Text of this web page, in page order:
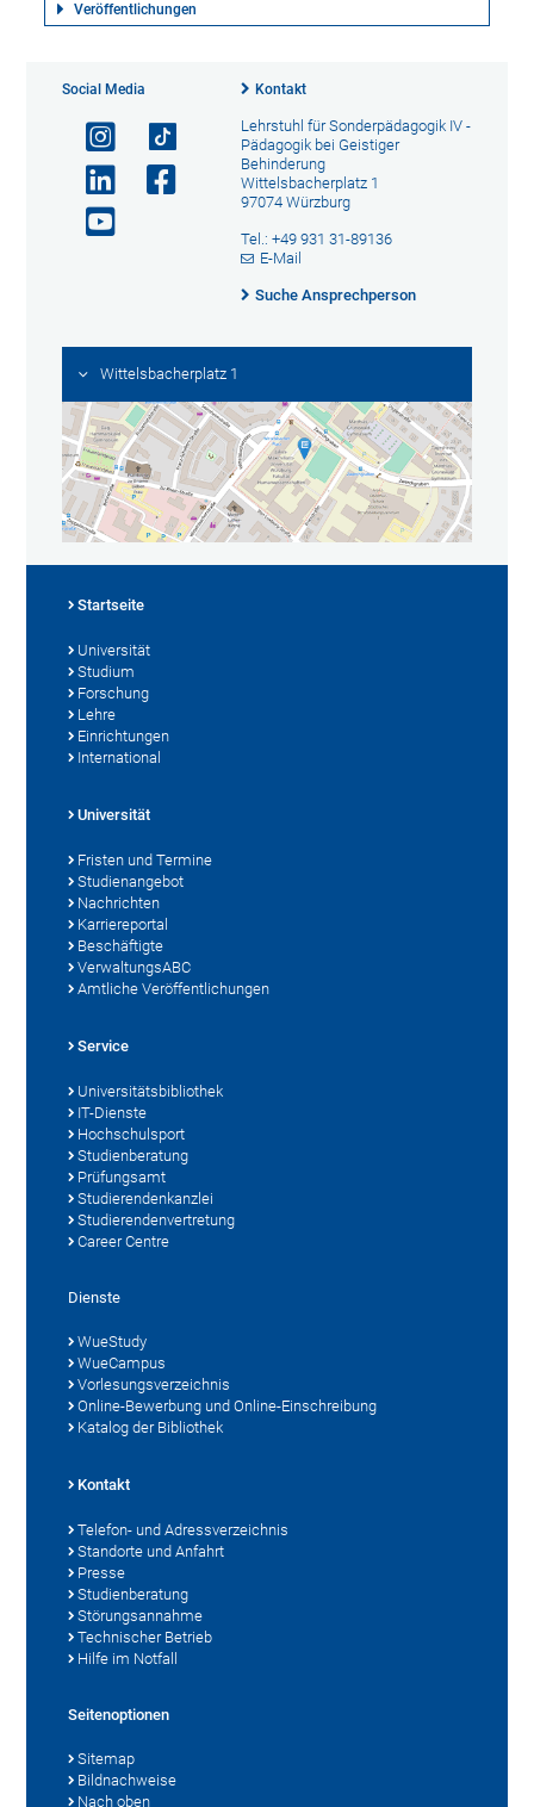
Veröffentlichungen
Social Media Kontakt
Lehrstuhl für Sonderpädagogik IV -
Pädagogik bei Geistiger
Behinderung
Wittelsbacherplatz 1
97074 Würzburg
Tel.: +49 931 31-89136
E-Mail
Suche Ansprechperson
Wittelsbacherplatz 1
Startseite
Universität
Studium
Forschung
Lehre
Einrichtungen
International
Universität
Fristen und Termine
Studienangebot
Nachrichten
Karriereportal
Beschäftigte
VerwaltungsABC
Amtliche Veröffentlichungen
Service
Universitätsbibliothek
IT-Dienste
Hochschulsport
Studienberatung
Prüfungsamt
Studierendenkanzlei
Studierendenvertretung
Career Centre
Dienste
WueStudy
WueCampus
Vorlesungsverzeichnis
Online-Bewerbung und Online-Einschreibung
Katalog der Bibliothek
Kontakt
Telefon- und Adressverzeichnis
Standorte und Anfahrt
Presse
Studienberatung
Störungsannahme
Technischer Betrieb
Hilfe im Notfall
Seitenoptionen
Sitemap
Bildnachweise
Nach oben